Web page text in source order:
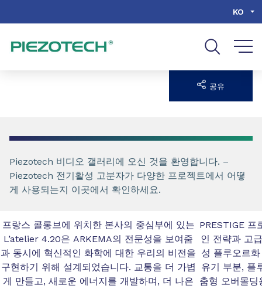
KO
공유
Piezotech 비디오 갤러리에 오신 것을 환영합니다. –
Piezotech 전기활성 고분자가 다양한 프로젝트에서 어떻
게 사용되는지 이곳에서 확인하세요.
프랑스 콜롱브에 위치한 본사의 중심부에 있는
L’atelier 4.20은 ARKEMA의 전문성을 보여줌
과 동시에 혁신적인 화학에 대한 우리의 비전을
구현하기 위해 설계되었습니다. 교통을 더 가볍
게 만들고, 새로운 에너지를 개발하며, 더 나은
PRESTIGE
인 전략과 고
성 플루오르
유기 부분, 플
춤형 오버몰